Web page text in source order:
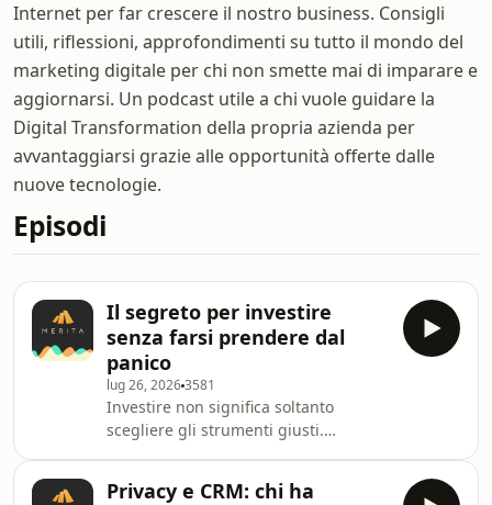
Internet per far crescere il nostro business. Consigli
utili, riflessioni, approfondimenti su tutto il mondo del
marketing digitale per chi non smette mai di imparare e
aggiornarsi. Un podcast utile a chi vuole guidare la
Digital Transformation della propria azienda per
avvantaggiarsi grazie alle opportunità offerte dalle
nuove tecnologie.
Episodi
Il segreto per investire
senza farsi prendere dal
panico
lug 26, 20263581
Investire non significa soltanto
scegliere gli strumenti giusti.
emozioni e soprattutto sapere di chi
Privacy e CRM: chi ha